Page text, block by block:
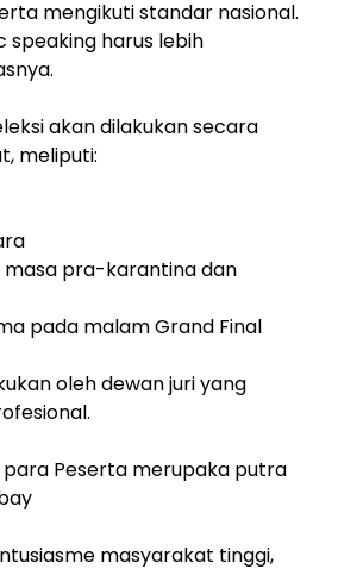
mengikuti standar nasional.
speaking harus lebih
akan dilakukan secara
meliputi:
masa pra-karantina dan
pada malam Grand Final
oleh dewan juri yang
Peserta merupaka putra
masyarakat tinggi,